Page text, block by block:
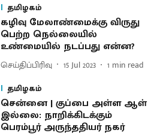
தமிழகம்
கழிவு மேலாண்மைக்கு விருது
பெற்ற நெல்லையில்
உண்மையில் நடப்பது என்ன?
செய்திப்பிரிவு 15 Jul 2023 1 min read
தமிழகம்
சென்னை | குப்பை அள்ள ஆள்
இல்லை: நாறிக்கிடக்கும்
பெரம்பூர் அருந்ததியர் நகர்